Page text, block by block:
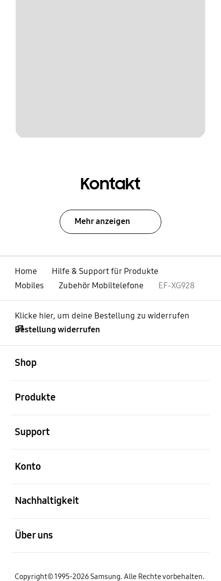
Kontakt
Mehr anzeigen
Home
Hilfe & Support für Produkte
Mobiles
Zubehör Mobiltelefone EF-XG928
Klicke hier, um deine Bestellung zu widerrufen
Bestellung widerrufen
Shop
Produkte
Support
Konto
Nachhaltigkeit
Über uns
Copyright© 1995-2026 Samsung. Alle Rechte vorbehalten.